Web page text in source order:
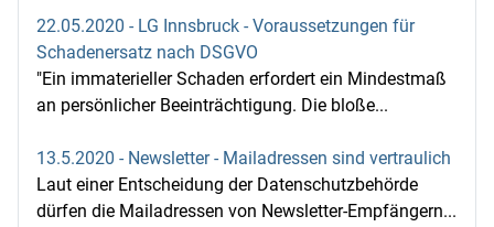
22.05.2020 - LG Innsbruck - Voraussetzungen für
Schadenersatz nach DSGVO
"Ein immaterieller Schaden erfordert ein Mindestmaß
an persönlicher Beeinträchtigung. Die bloße...
13.5.2020 - Newsletter - Mailadressen sind vertraulich
Laut einer Entscheidung der Datenschutzbehörde
dürfen die Mailadressen von Newsletter-Empfängern...